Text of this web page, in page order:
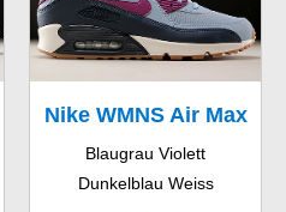
Nike WMNS Air Max
90 Essential
Blaugrau Violett
Dunkelblau Weiss